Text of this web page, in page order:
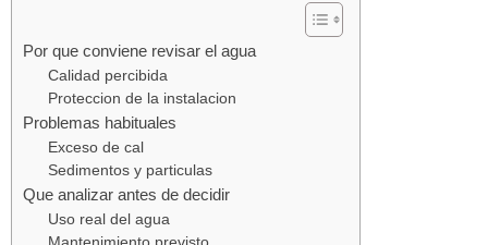
Por que conviene revisar el agua
Calidad percibida
Proteccion de la instalacion
Problemas habituales
Exceso de cal
Sedimentos y particulas
Que analizar antes de decidir
Uso real del agua